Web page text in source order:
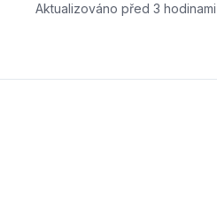
Aktualizováno před 3 hodinami